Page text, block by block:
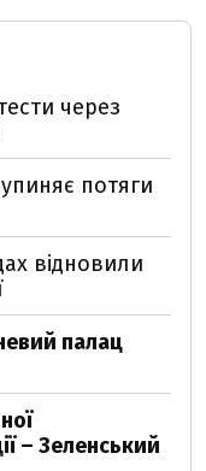
через
потяги
відновили
палац
– Зеленський